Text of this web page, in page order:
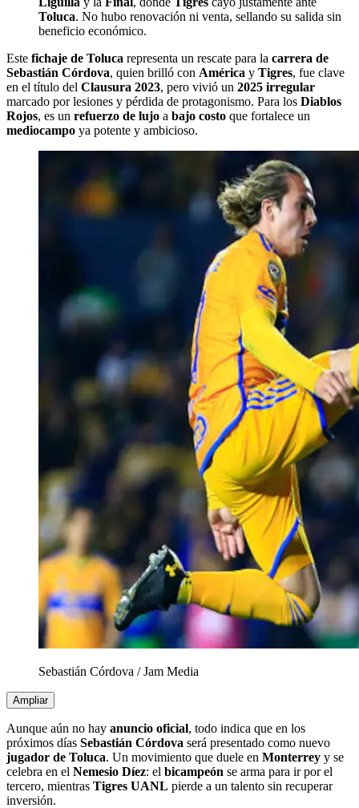
Toluca. No hubo renovación ni venta, sellando su salida sin
beneficio económico.
Este fichaje de Toluca representa un rescate para la carrera de
Sebastián Córdova, quien brilló con América y Tigres, fue clave
en el título del Clausura 2023, pero vivió un 2025 irregular
marcado por lesiones y pérdida de protagonismo. Para los Diablos
Rojos, es un refuerzo de lujo a bajo costo que fortalece un
mediocampo ya potente y ambicioso.
Sebastián Córdova /Jam Media
Ampliar
Aunque aún no hay anuncio oficial, todo indica que en los
próximos días Sebastián Córdova será presentado como nuevo
jugador de Toluca. Un movimiento que duele en Monterrey y se
celebra en el Nemesio Díez: el bicampeón se arma para ir por el
tercero, mientras Tigres UANL pierde a un talento sin recuperar
inversión.